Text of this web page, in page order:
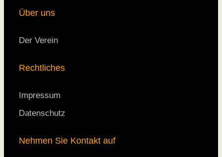
Über uns
Der Verein
Rechtliches
Impressum
Datenschutz
Nehmen Sie Kontakt auf